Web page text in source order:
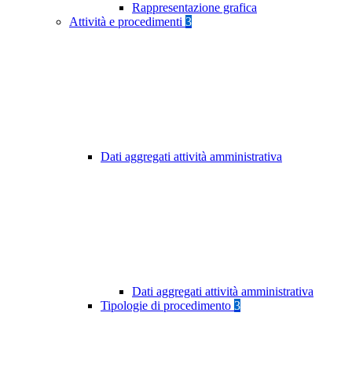
Rappresentazione grafica
Attività e procedimenti 3
Dati aggregati attività amministrativa
Dati aggregati attività amministrativa
Tipologie di procedimento 3